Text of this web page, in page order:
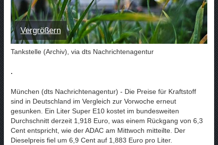
Vergrößern
Tankstelle (Archiv), via dts Nachrichtenagentur
.
München (dts Nachrichtenagentur) - Die Preise für Kraftstoff
sind in Deutschland im Vergleich zur Vorwoche erneut
gesunken. Ein Liter Super E10 kostet im bundesweiten
Durchschnitt derzeit 1,918 Euro, was einem Rückgang von 6,3
Cent entspricht, wie der ADAC am Mittwoch mitteilte. Der
Dieselpreis fiel um 6,9 Cent auf 1,883 Euro pro Liter.